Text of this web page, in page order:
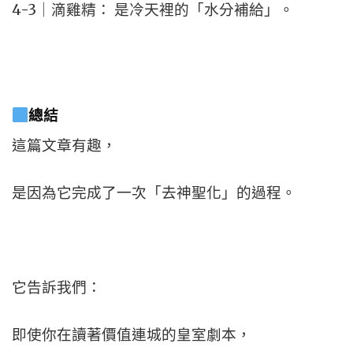
4-3｜滴雞精： 是冷天裡的「水分補給」。
總結
這篇文章有趣，
是因為它完成了一次「去神聖化」的過程。
它告訴我們：
即使你在讀著價值連城的皇室劇本，